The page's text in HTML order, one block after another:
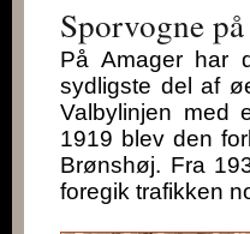
Sporvogne
På Amager har
sydligste del af
Valbylinjen med
1919 blev den
Brønshøj. Fra
foregik trafikken